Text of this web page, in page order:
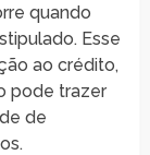
quando
Esse
ao crédito,
pode trazer
de